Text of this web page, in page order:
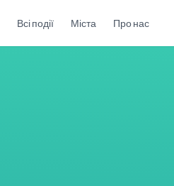
Всі події Міста Про нас